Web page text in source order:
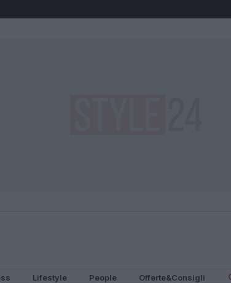
Lifestyle People Offerte&Consigli